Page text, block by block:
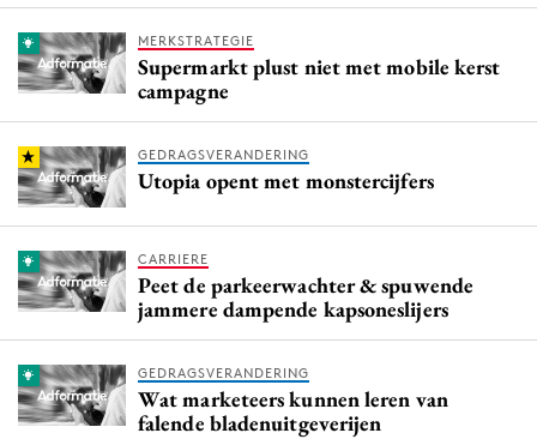
MERKSTRATEGIE
Supermarkt plust niet met mobile kerst
campagne
GEDRAGSVERANDERING
Utopia opent met monstercijfers
CARRIERE
Peet de parkeerwachter & spuwende
jammere dampende kapsoneslijers
GEDRAGSVERANDERING
Wat marketeers kunnen leren van
falende bladenuitgeverijen